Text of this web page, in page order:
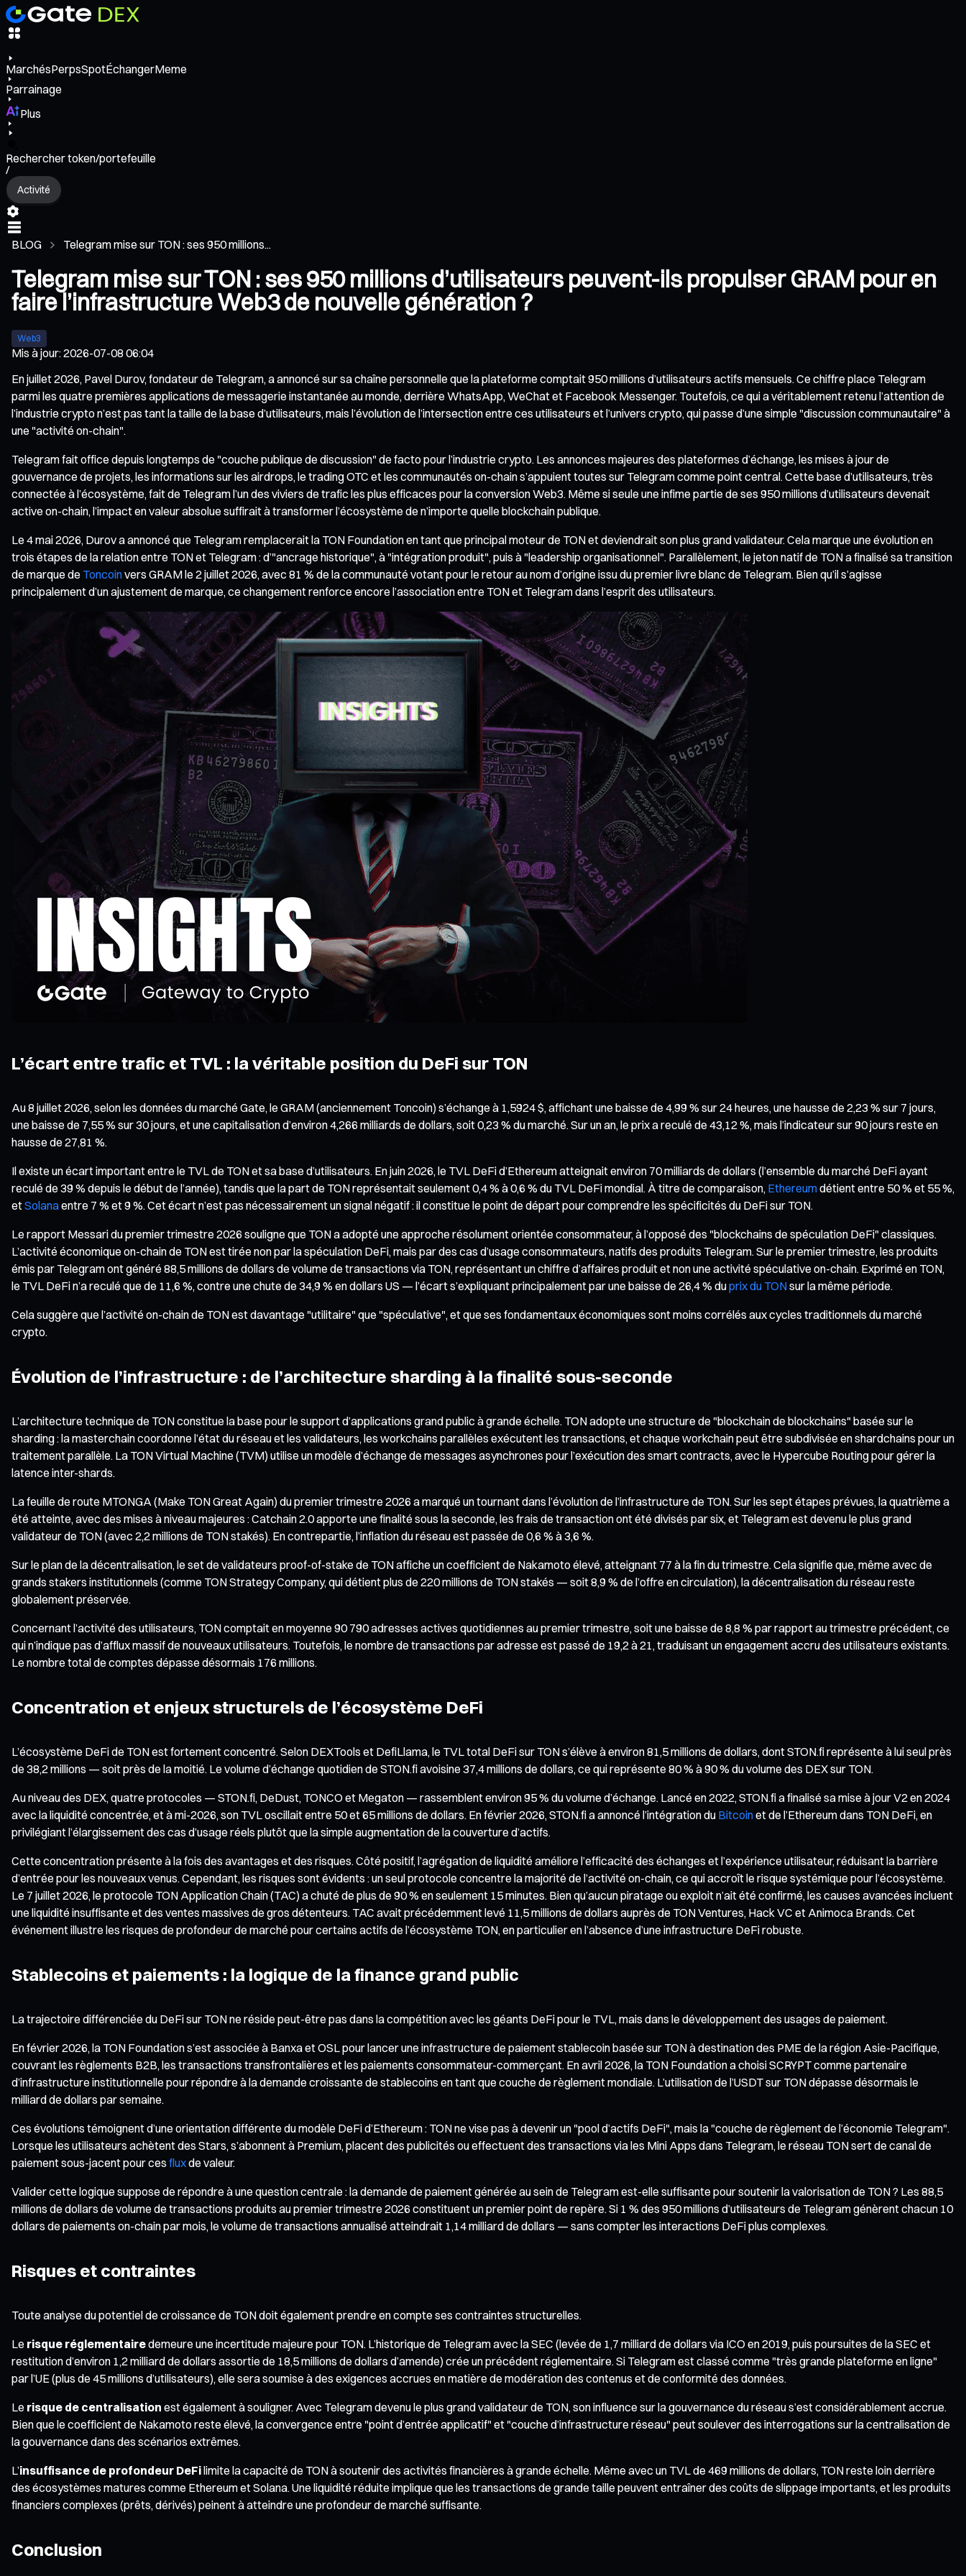
MarchésPerpsSpotÉchangerMeme
Parrainage
Plus
Rechercher token/portefeuille
/
Activité
BLOG Telegram mise sur TON : ses 950 millions...
Telegram mise sur TON : ses 950 millions d’utilisateurs peuvent-ils propulser GRAM pour en
faire l’infrastructure Web3 de nouvelle génération ?
Web3
Mis à jour:2026-07-08 06:04
En juillet 2026, Pavel Durov, fondateur de Telegram, a annoncé sur sa chaîne personnelle que la plateforme comptait 950 millions d’utilisateurs actifs mensuels. Ce chiffre place Telegram
parmi les quatre premières applications de messagerie instantanée au monde, derrière WhatsApp, WeChat et Facebook Messenger. Toutefois, ce qui a véritablement retenu l’attention de
l’industrie crypto n’est pas tant la taille de la base d’utilisateurs, mais l’évolution de l’intersection entre ces utilisateurs et l’univers crypto, qui passe d’une simple "discussion communautaire" à
une "activité on-chain".
Telegram fait office depuis longtemps de "couche publique de discussion" de facto pour l’industrie crypto. Les annonces majeures des plateformes d’échange, les mises à jour de
gouvernance de projets, les informations sur les airdrops, le trading OTC et les communautés on-chain s’appuient toutes sur Telegram comme point central. Cette base d’utilisateurs, très
connectée à l’écosystème, fait de Telegram l’un des viviers de trafic les plus efficaces pour la conversion Web3. Même si seule une infime partie de ses 950 millions d’utilisateurs devenait
active on-chain, l’impact en valeur absolue suffirait à transformer l’écosystème de n’importe quelle blockchain publique.
Le 4 mai 2026, Durov a annoncé que Telegram remplacerait la TON Foundation en tant que principal moteur de TON et deviendrait son plus grand validateur. Cela marque une évolution en
trois étapes de la relation entre TON et Telegram : d’"ancrage historique", à "intégration produit", puis à "leadership organisationnel". Parallèlement, le jeton natif de TON a finalisé sa transition
de marque de Toncoinvers GRAM le 2 juillet 2026, avec 81 % de la communauté votant pour le retour au nom d’origine issu du premier livre blanc de Telegram. Bien qu’il s’agisse
principalement d’un ajustement de marque, ce changement renforce encore l’association entre TON et Telegram dans l’esprit des utilisateurs.
L’écart entre trafic et TVL : la véritable position du DeFi sur TON
Au 8 juillet 2026, selon les données du marché Gate, le GRAM (anciennement Toncoin) s’échange à 1,5924 $, affichant une baisse de 4,99 % sur 24 heures, une hausse de 2,23 % sur 7 jours,
une baisse de 7,55 % sur 30 jours, et une capitalisation d’environ 4,266 milliards de dollars, soit 0,23 % du marché. Sur un an, le prix a reculé de 43,12 %, mais l’indicateur sur 90 jours reste en
hausse de 27,81 %.
Il existe un écart important entre le TVL de TON et sa base d’utilisateurs. En juin 2026, le TVL DeFi d’Ethereum atteignait environ 70 milliards de dollars (l’ensemble du marché DeFi ayant
reculé de 39 % depuis le début de l’année), tandis que la part de TON représentait seulement 0,4 % à 0,6 % du TVL DeFi mondial. À titre de comparaison, Ethereumdétient entre 50 % et 55 %,
etSolanaentre 7 % et 9 %. Cet écart n’est pas nécessairement un signal négatif : il constitue le point de départ pour comprendre les spécificités du DeFi sur TON.
Le rapport Messari du premier trimestre 2026 souligne que TON a adopté une approche résolument orientée consommateur, à l’opposé des "blockchains de spéculation DeFi" classiques.
L’activité économique on-chain de TON est tirée non par la spéculation DeFi, mais par des cas d’usage consommateurs, natifs des produits Telegram. Sur le premier trimestre, les produits
émis par Telegram ont généré 88,5 millions de dollars de volume de transactions via TON, représentant un chiffre d’affaires produit et non une activité spéculative on-chain. Exprimé en TON,
le TVL DeFi n’a reculé que de 11,6 %, contre une chute de 34,9 % en dollars US — l’écart s’expliquant principalement par une baisse de 26,4 % duprix du TONsur la même période.
Cela suggère que l’activité on-chain de TON est davantage "utilitaire" que "spéculative", et que ses fondamentaux économiques sont moins corrélés aux cycles traditionnels du marché
crypto.
Évolution de l’infrastructure : de l’architecture sharding à la finalité sous-seconde
L’architecture technique de TON constitue la base pour le support d’applications grand public à grande échelle. TON adopte une structure de "blockchain de blockchains" basée sur le
sharding : la masterchain coordonne l’état du réseau et les validateurs, les workchains parallèles exécutent les transactions, et chaque workchain peut être subdivisée en shardchains pour un
traitement parallèle. La TON Virtual Machine (TVM) utilise un modèle d’échange de messages asynchrones pour l’exécution des smart contracts, avec le Hypercube Routing pour gérer la
latence inter-shards.
La feuille de route MTONGA (Make TON Great Again) du premier trimestre 2026 a marqué un tournant dans l’évolution de l’infrastructure de TON. Sur les sept étapes prévues, la quatrième a
été atteinte, avec des mises à niveau majeures : Catchain 2.0 apporte une finalité sous la seconde, les frais de transaction ont été divisés par six, et Telegram est devenu le plus grand
validateur de TON (avec 2,2 millions de TON stakés). En contrepartie, l’inflation du réseau est passée de 0,6 % à 3,6 %.
Sur le plan de la décentralisation, le set de validateurs proof-of-stake de TON affiche un coefficient de Nakamoto élevé, atteignant 77 à la fin du trimestre. Cela signifie que, même avec de
grands stakers institutionnels (comme TON Strategy Company, qui détient plus de 220 millions de TON stakés — soit 8,9 % de l’offre en circulation), la décentralisation du réseau reste
globalement préservée.
Concernant l’activité des utilisateurs, TON comptait en moyenne 90 790 adresses actives quotidiennes au premier trimestre, soit une baisse de 8,8 % par rapport au trimestre précédent, ce
qui n’indique pas d’afflux massif de nouveaux utilisateurs. Toutefois, le nombre de transactions par adresse est passé de 19,2 à 21, traduisant un engagement accru des utilisateurs existants.
Le nombre total de comptes dépasse désormais 176 millions.
Concentration et enjeux structurels de l’écosystème DeFi
L’écosystème DeFi de TON est fortement concentré. Selon DEXTools et DefiLlama, le TVL total DeFi sur TON s’élève à environ 81,5 millions de dollars, dont STON.fi représente à lui seul près
de 38,2 millions — soit près de la moitié. Le volume d’échange quotidien de STON.fi avoisine 37,4 millions de dollars, ce qui représente 80 % à 90 % du volume des DEX sur TON.
Au niveau des DEX, quatre protocoles — STON.fi, DeDust, TONCO et Megaton — rassemblent environ 95 % du volume d’échange. Lancé en 2022, STON.fi a finalisé sa mise à jour V2 en 2024
avec la liquidité concentrée, et à mi-2026, son TVL oscillait entre 50 et 65 millions de dollars. En février 2026, STON.fi a annoncé l’intégration du Bitcoinet de l’Ethereum dans TON DeFi, en
privilégiant l’élargissement des cas d’usage réels plutôt que la simple augmentation de la couverture d’actifs.
Cette concentration présente à la fois des avantages et des risques. Côté positif, l’agrégation de liquidité améliore l’efficacité des échanges et l’expérience utilisateur, réduisant la barrière
d’entrée pour les nouveaux venus. Cependant, les risques sont évidents : un seul protocole concentre la majorité de l’activité on-chain, ce qui accroît le risque systémique pour l’écosystème.
Le 7 juillet 2026, le protocole TON Application Chain (TAC) a chuté de plus de 90 % en seulement 15 minutes. Bien qu’aucun piratage ou exploit n’ait été confirmé, les causes avancées incluent
une liquidité insuffisante et des ventes massives de gros détenteurs. TAC avait précédemment levé 11,5 millions de dollars auprès de TON Ventures, Hack VC et Animoca Brands. Cet
événement illustre les risques de profondeur de marché pour certains actifs de l’écosystème TON, en particulier en l’absence d’une infrastructure DeFi robuste.
Stablecoins et paiements : la logique de la finance grand public
La trajectoire différenciée du DeFi sur TON ne réside peut-être pas dans la compétition avec les géants DeFi pour le TVL, mais dans le développement des usages de paiement.
En février 2026, la TON Foundation s’est associée à Banxa et OSL pour lancer une infrastructure de paiement stablecoin basée sur TON à destination des PME de la région Asie-Pacifique,
couvrant les règlements B2B, les transactions transfrontalières et les paiements consommateur-commerçant. En avril 2026, la TON Foundation a choisi SCRYPT comme partenaire
d’infrastructure institutionnelle pour répondre à la demande croissante de stablecoins en tant que couche de règlement mondiale. L’utilisation de l’USDT sur TON dépasse désormais le
milliard de dollars par semaine.
Ces évolutions témoignent d’une orientation différente du modèle DeFi d’Ethereum : TON ne vise pas à devenir un "pool d’actifs DeFi", mais la "couche de règlement de l’économie Telegram".
Lorsque les utilisateurs achètent des Stars, s’abonnent à Premium, placent des publicités ou effectuent des transactions via les Mini Apps dans Telegram, le réseau TON sert de canal de
paiement sous-jacent pour ces fluxde valeur.
Valider cette logique suppose de répondre à une question centrale : la demande de paiement générée au sein de Telegram est-elle suffisante pour soutenir la valorisation de TON ? Les 88,5
millions de dollars de volume de transactions produits au premier trimestre 2026 constituent un premier point de repère. Si 1 % des 950 millions d’utilisateurs de Telegram génèrent chacun 10
dollars de paiements on-chain par mois, le volume de transactions annualisé atteindrait 1,14 milliard de dollars — sans compter les interactions DeFi plus complexes.
Risques et contraintes
Toute analyse du potentiel de croissance de TON doit également prendre en compte ses contraintes structurelles.
Le risque réglementairedemeure une incertitude majeure pour TON. L’historique de Telegram avec la SEC (levée de 1,7 milliard de dollars via ICO en 2019, puis poursuites de la SEC et
restitution d’environ 1,2 milliard de dollars assortie de 18,5 millions de dollars d’amende) crée un précédent réglementaire. Si Telegram est classé comme "très grande plateforme en ligne"
par l’UE (plus de 45 millions d’utilisateurs), elle sera soumise à des exigences accrues en matière de modération des contenus et de conformité des données.
Le risque de centralisation est également à souligner. Avec Telegram devenu le plus grand validateur de TON, son influence sur la gouvernance du réseau s’est considérablement accrue.
Bien que le coefficient de Nakamoto reste élevé, la convergence entre "point d’entrée applicatif" et "couche d’infrastructure réseau" peut soulever des interrogations sur la centralisation de
la gouvernance dans des scénarios extrêmes.
L’insuffisance de profondeur DeFilimite la capacité de TON à soutenir des activités financières à grande échelle. Même avec un TVL de 469 millions de dollars, TON reste loin derrière
des écosystèmes matures comme Ethereum et Solana. Une liquidité réduite implique que les transactions de grande taille peuvent entraîner des coûts de slippage importants, et les produits
financiers complexes (prêts, dérivés) peinent à atteindre une profondeur de marché suffisante.
Conclusion